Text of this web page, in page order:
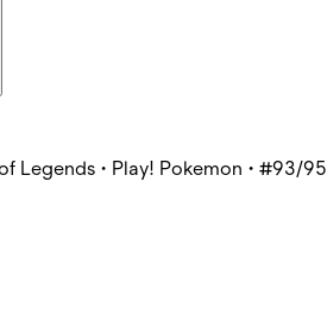
Legends • Play! Pokemon • #93/95